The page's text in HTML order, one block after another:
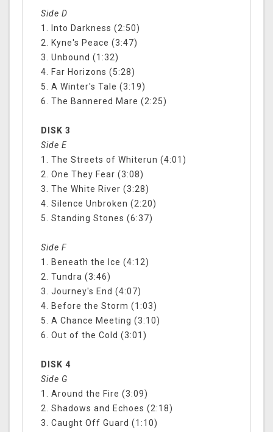
Side D
1. Into Darkness (2:50)
2. Kyne's Peace (3:47)
3. Unbound (1:32)
4. Far Horizons (5:28)
5. A Winter's Tale (3:19)
6. The Bannered Mare (2:25)
DISK 3
Side E
1. The Streets of Whiterun (4:01)
2. One They Fear (3:08)
3. The White River (3:28)
4. Silence Unbroken (2:20)
5. Standing Stones (6:37)
Side F
1. Beneath the Ice (4:12)
2. Tundra (3:46)
3. Journey's End (4:07)
4. Before the Storm (1:03)
5. A Chance Meeting (3:10)
6. Out of the Cold (3:01)
DISK 4
Side G
1. Around the Fire (3:09)
2. Shadows and Echoes (2:18)
3. Caught Off Guard (1:10)